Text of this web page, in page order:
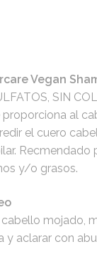
Vegan
SIN
proporciona al
el cuero
Recmendado
y/o grasos.
mojado,
y aclarar con